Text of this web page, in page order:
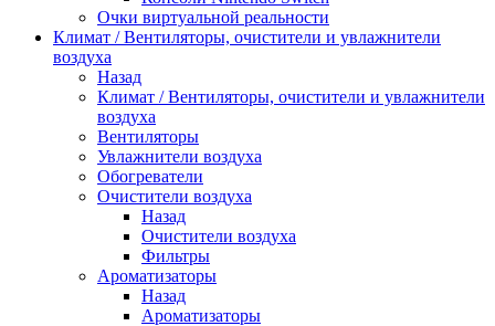
Очки виртуальной реальности
Климат / Вентиляторы, очистители и увлажнители
воздуха
Назад
Климат / Вентиляторы, очистители и увлажнители
воздуха
Вентиляторы
Увлажнители воздуха
Обогреватели
Очистители воздуха
Назад
Очистители воздуха
Фильтры
Ароматизаторы
Назад
Ароматизаторы